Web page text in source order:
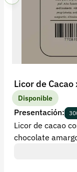
Licor de
Disponible
Presentación:
Licor de cacao
chocolate
Política de privacidad
Recuperar contraseña
Contacto
Soporte
+57 323 2931928